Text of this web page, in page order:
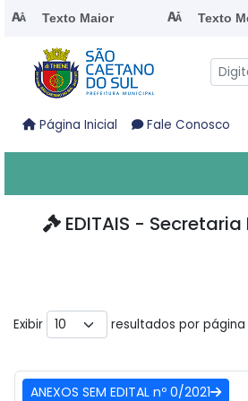
Texto Maior Texto
Página Inicial Fale Conosco
EDITAIS - Secretaria
Exibir resultados por página
ANEXOS SEM EDITAL nº 0/2021